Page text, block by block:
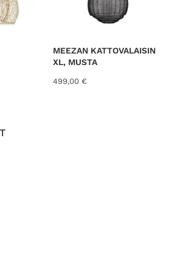
MEEZAN KATTOVALAISIN
XL, MUSTA
499,00 €